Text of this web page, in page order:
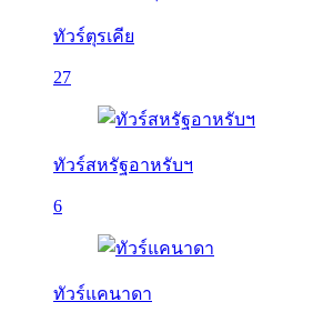
ทัวร์ตุรเคีย
27
ทัวร์สหรัฐอาหรับฯ
6
ทัวร์แคนาดา